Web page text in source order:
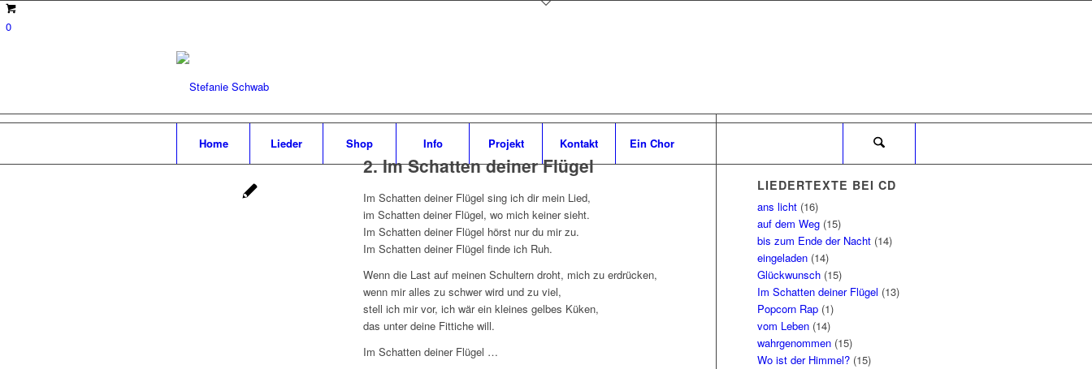
0
Home Lieder Shop Info Projekt Kontakt Ein Chor
2. Im Schatten deiner Flügel
Im Schatten deiner Flügel sing ich dir mein Lied,
im Schatten deiner Flügel, wo mich keiner sieht.
Im Schatten deiner Flügel hörst nur du mir zu.
Im Schatten deiner Flügel finde ich Ruh.
Wenn die Last auf meinen Schultern droht, mich zu erdrücken,
wenn mir alles zu schwer wird und zu viel,
stell ich mir vor, ich wär ein kleines gelbes Küken,
das unter deine Fittiche will.
Im Schatten deiner Flügel …
LIEDERTEXTE BEI CD
ans licht (16)
auf dem Weg (15)
bis zum Ende der Nacht (14)
eingeladen (14)
Glückwunsch (15)
Im Schatten deiner Flügel (13)
Popcorn Rap (1)
vom Leben (14)
wahrgenommen (15)
Wo ist der Himmel? (15)